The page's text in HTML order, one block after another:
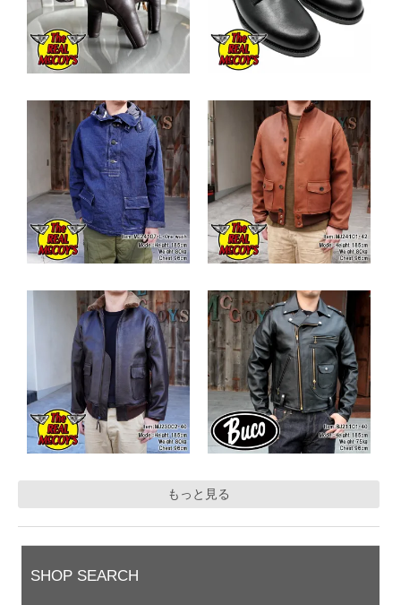
もっと見る
SHOP SEARCH